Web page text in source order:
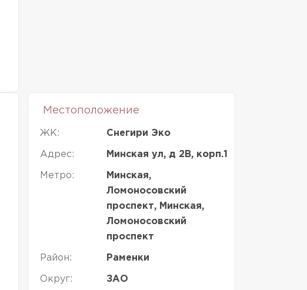
Местоположение
ЖК: Снегири Эко
Адрес: Минская ул, д 2В, корп.1
Метро:
Минская,
Ломоносовский
проспект, Минская,
Ломоносовский
проспект
Район: Раменки
Округ: ЗАО